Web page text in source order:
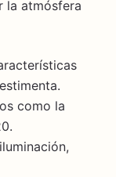
la atmósfera
como la